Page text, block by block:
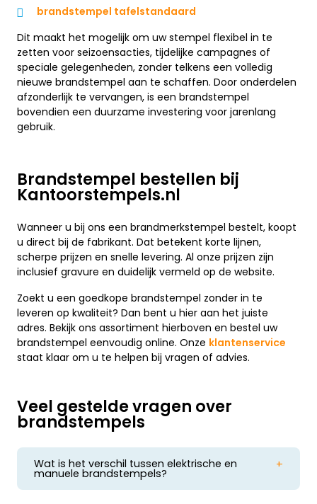
brandstempel tafelstandaard
Dit maakt het mogelijk om uw stempel flexibel in te
zetten voor seizoensacties, tijdelijke campagnes of
speciale gelegenheden, zonder telkens een volledig
nieuwe brandstempel aan te schaffen. Door onderdelen
afzonderlijk te vervangen, is een brandstempel
bovendien een duurzame investering voor jarenlang
gebruik.
Brandstempel bestellen bij
Kantoorstempels.nl
Wanneer u bij ons een brandmerkstempel bestelt, koopt
u direct bij de fabrikant. Dat betekent korte lijnen,
scherpe prijzen en snelle levering. Al onze prijzen zijn
inclusief gravure en duidelijk vermeld op de website.
Zoekt u een goedkope brandstempel zonder in te
leveren op kwaliteit? Dan bent u hier aan het juiste
adres. Bekijk ons assortiment hierboven en bestel uw
brandstempel eenvoudig online. Onze klantenservice
staat klaar om u te helpen bij vragen of advies.
Veel gestelde vragen over
brandstempels
Wat is het verschil tussen elektrische en
manuele brandstempels?